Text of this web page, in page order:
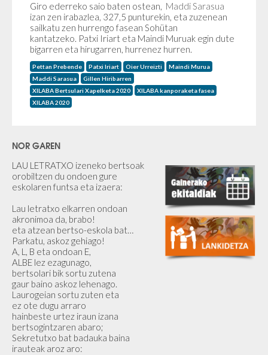
Giro ederreko saio baten ostean, Maddi Sarasua
izan zen irabazlea, 327,5 punturekin, eta zuzenean
sailkatu zen hurrengo fasean Sohütan
kantatzeko. Patxi Iriart eta Maindi Muruak egin dute
bigarren eta hirugarren, hurrenez hurren.
Pettan Prebende Patxi Iriart Oier Urreizti
Maindi Murua
Maddi Sarasua
Gillen Hiribarren
XILABA Bertsulari Xapelketa 2020
XILABA kanporaketa fasea
XILABA 2020
NOR GAREN
LAU LETRATXO izeneko bertsoak
orobiltzen du ondoen gure
eskolaren funtsa eta izaera:
Lau letratxo elkarren ondoan
akronimoa da, brabo!
eta atzean bertso-eskola bat…
Parkatu, askoz gehiago!
A, L, B eta ondoan E,
ALBE lez ezagunago,
bertsolari bik sortu zutena
gaur baino askoz lehenago.
Laurogeian sortu zuten eta
ez ote dugu arraro
hainbeste urtez iraun izana
bertsogintzaren abaro;
Sekretutxo bat badauka baina
irauteak aroz aro: